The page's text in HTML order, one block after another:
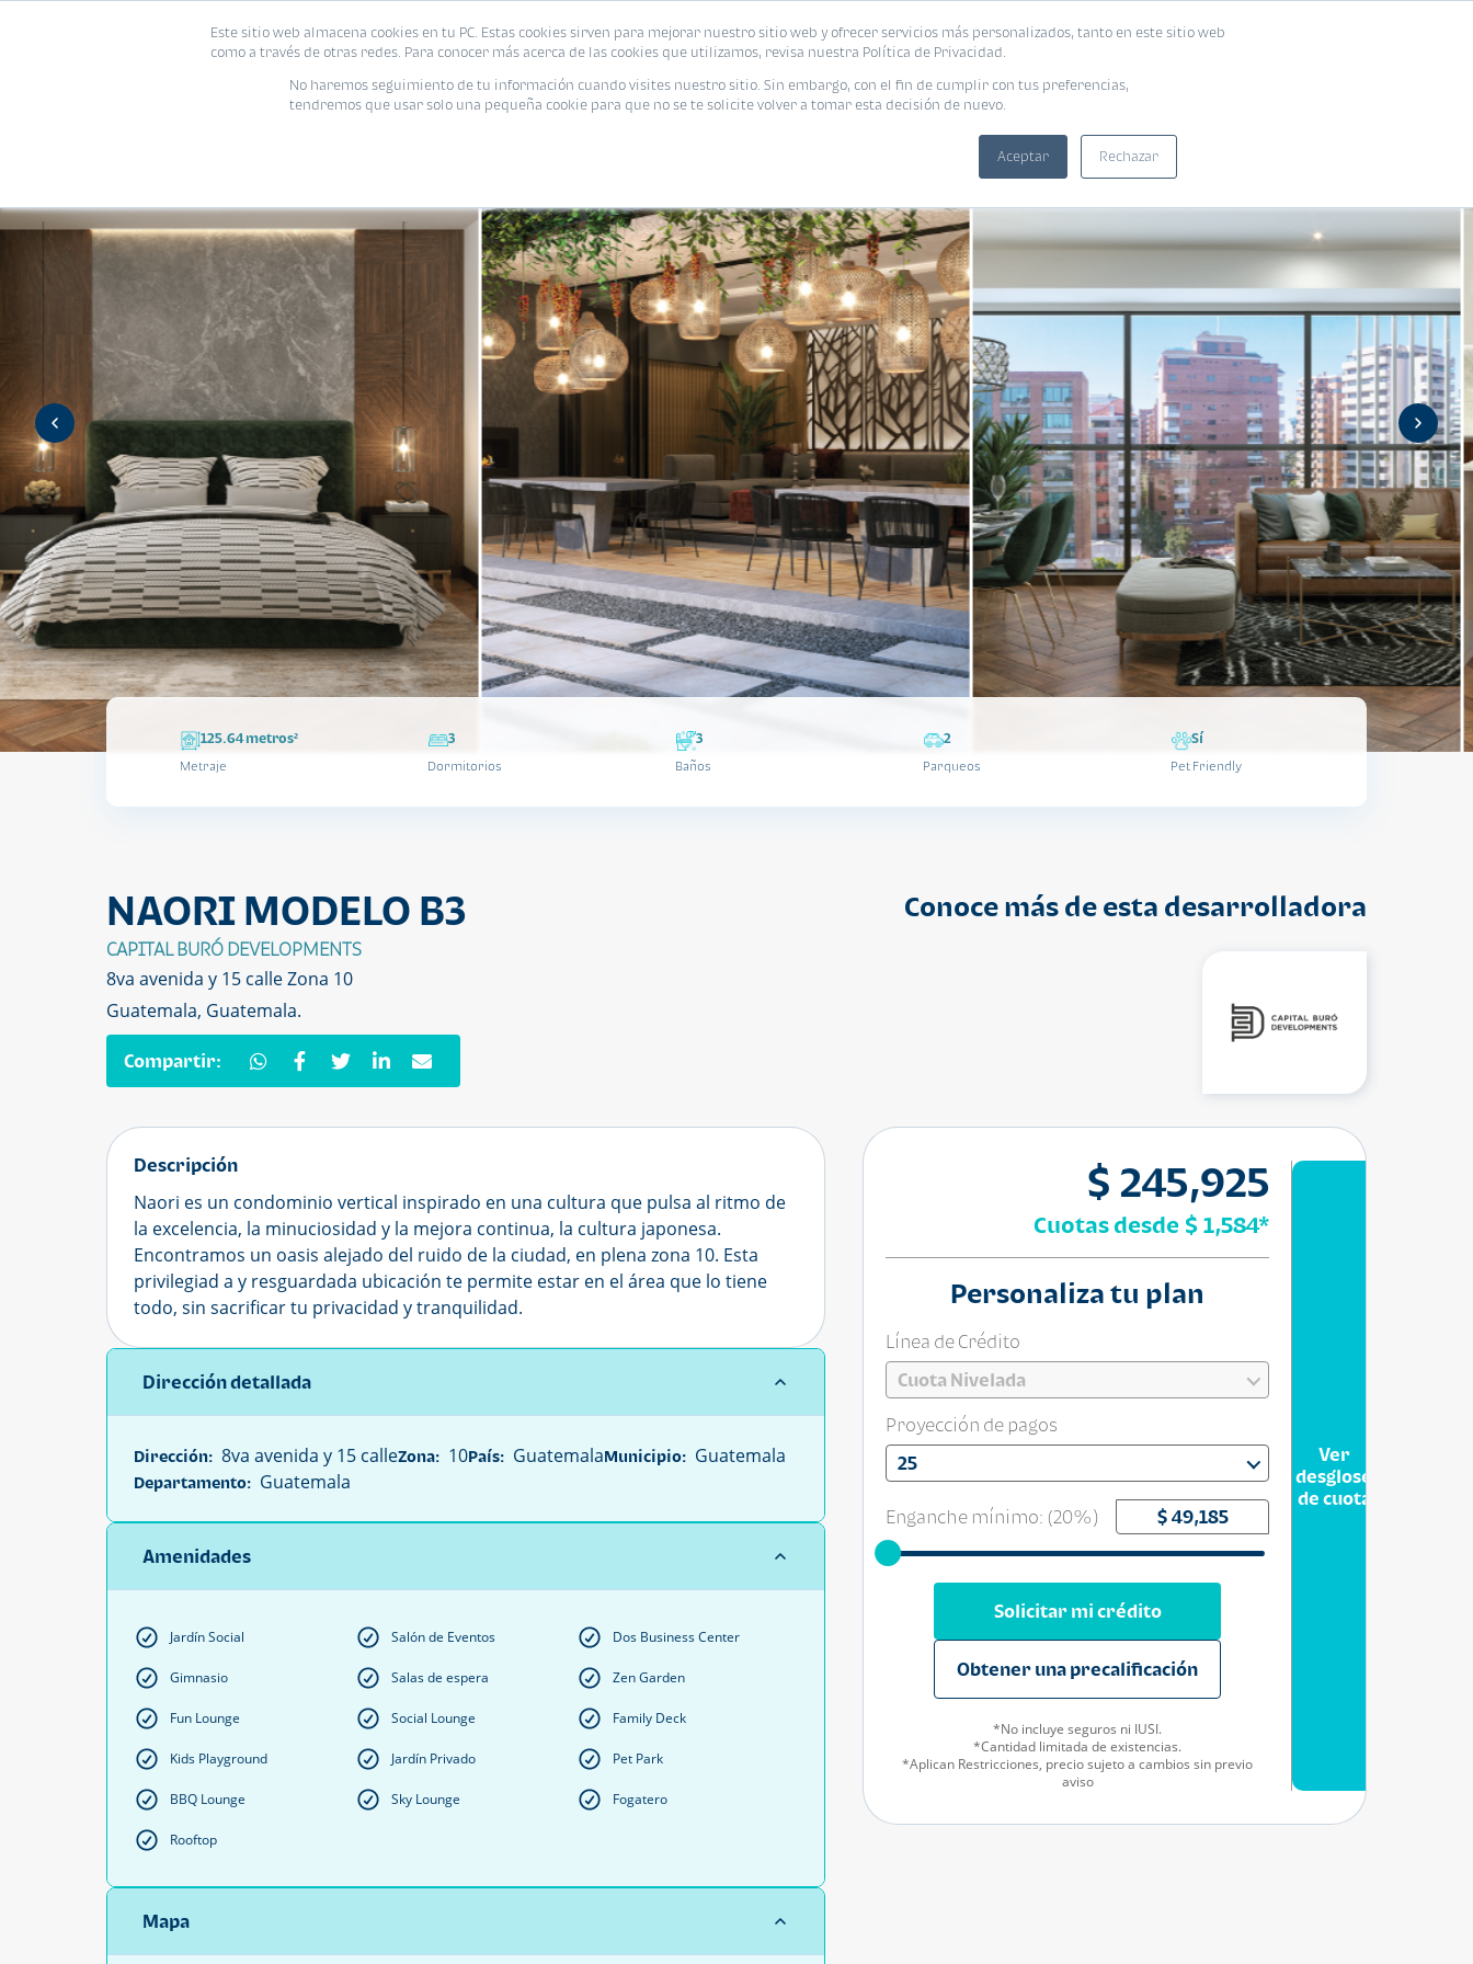
Este sitio web almacena cookies en tu PC. Estas cookies sirven para mejorar nuestro sitio web y ofrecer servicios más personalizados, tanto en este sitio web
como a través de otras redes. Para conocer más acerca de las cookies que utilizamos, revisa nuestra Política de Privacidad.
No haremos seguimiento de tu información cuando visites nuestro sitio. Sin embargo, con el fin de cumplir con tus preferencias,
tendremos que usar solo una pequeña cookie para que no se te solicite volver a tomar esta decisión de nuevo.
Aceptar Rechazar
125.64 metros²
Metraje
3
Dormitorios
3
Baños
2
Parqueos
Sí
Pet Friendly
NAORI MODELO B3
CAPITAL BURÓ DEVELOPMENTS
8va avenida y 15 calle Zona 10
Guatemala, Guatemala.
Compartir:
Conoce más de esta desarrolladora
Descripción
Naori es un condominio vertical inspirado en una cultura que pulsa al ritmo de
la excelencia, la minuciosidad y la mejora continua, la cultura japonesa.
Encontramos un oasis alejado del ruido de la ciudad, en plena zona 10. Esta
privilegiad a y resguardada ubicación te permite estar en el área que lo tiene
todo, sin sacrificar tu privacidad y tranquilidad.
Dirección detallada
Dirección: 8va avenida y 15 calleZona: 10País: GuatemalaMunicipio: Guatemala
Departamento: Guatemala
Amenidades
Jardín Social Salón de Eventos Dos Business Center
Gimnasio Salas de espera Zen Garden
Fun Lounge Social Lounge Family Deck
Kids Playground Jardín Privado Pet Park
BBQ Lounge Sky Lounge Fogatero
Rooftop
Mapa
$ 245,925
Cuotas desde $ 1,584*
Personaliza tu plan
Línea de Crédito
Cuota Nivelada
Proyección de pagos
25
Enganche mínimo: (20%)
Solicitar mi crédito
Obtener una precalificación
*No incluye seguros ni IUSI.
*Cantidad limitada de existencias.
*Aplican Restricciones, precio sujeto a cambios sin previo
aviso
Ver
desglose
de cuota
Viviendas Eventos Promociones Blog Encuentra tu vivienda ideal